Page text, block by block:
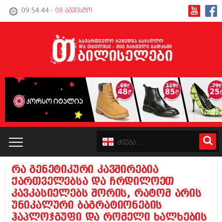
09:54:45 - 08 აგვისტო
კატალოგი
პოლიტიკა
ინტერვიუები
რა გენეტიკური კავშირებია
ქართველებსა და ჩრდილოეთ
კავკასიელებს შორის, რატომ არის
უნიკალური ბაგრატიონების
ჰაპლოჯგუფი და რომელი ხალხების